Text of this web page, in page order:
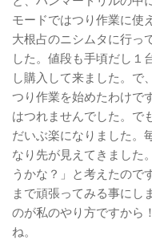
モードではつり作業に使
大根占のニシムタに行っ
した。値段も手頃だし１
し購入して来ました。で
つり作業を始めたわけで
はつれませんでした。で
だいぶ楽になりました
なり先が見えてきました
うかな？」と考えたの
まで頑張ってみる事にし
のが私のやり方ですから
ね。